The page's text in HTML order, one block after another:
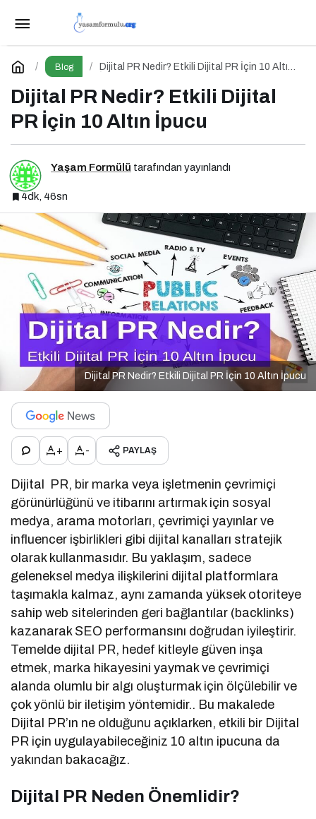
Blog
Dijital PR Nedir? Etkili Dijital PR İçin 10 Altın
Dijital PR Nedir? Etkili Dijital
PR İçin 10 Altın İpucu
Yaşam Formülü tarafından yayınlandı
4dk, 46sn
Dijital PR Nedir? Etkili Dijital PR İçin 10 Altın İpucu
+ - PAYLAŞ
Dijital PR, bir marka veya işletmenin çevrimiçi
görünürlüğünü ve itibarını artırmak için sosyal
medya, arama motorları, çevrimiçi yayınlar ve
influencer işbirlikleri gibi dijital kanalları stratejik
olarak kullanmasıdır. Bu yaklaşım, sadece
geleneksel medya ilişkilerini dijital platformlara
taşımakla kalmaz, aynı zamanda yüksek otoriteye
sahip web sitelerinden geri bağlantılar (backlinks)
kazanarak SEO performansını doğrudan iyileştirir.
Temelde dijital PR, hedef kitleyle güven inşa
etmek, marka hikayesini yaymak ve çevrimiçi
alanda olumlu bir algı oluşturmak için ölçülebilir ve
çok yönlü bir iletişim yöntemidir.. Bu makalede
Dijital PR’ın ne olduğunu açıklarken, etkili bir Dijital
PR için uygulayabileceğiniz 10 altın ipucuna da
yakından bakacağız.
Dijital PR Neden Önemlidir?
Aktif Yaşlanma Nedir? Yaşlılıkta Yaşam
Kalitesini Artırmanın Altın Kuralları
Yorum Yap